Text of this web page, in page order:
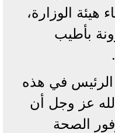
هيئة الوزارة،
بأطيب
الرئيس في هذه
عز وجل أن
الصحة